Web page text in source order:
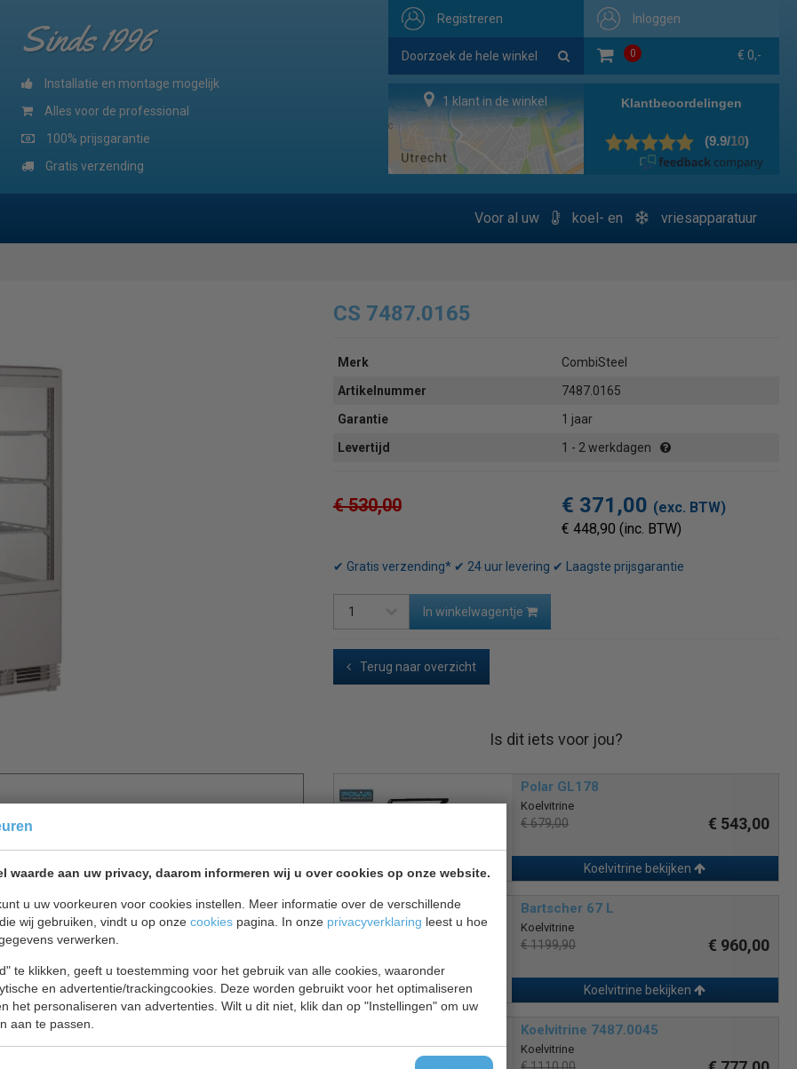
waarde aan uw privacy, daarom informeren wij u over cookies op onze website.
u uw voorkeuren voor cookies instellen. Meer informatie over de verschillende
wij gebruiken, vindt u op onze cookies pagina. In onze privacyverklaring leest u hoe
verwerken.
te klikken, geeft u toestemming voor het gebruik van alle cookies, waaronder
en advertentie/trackingcookies. Deze worden gebruikt voor het optimaliseren
het personaliseren van advertenties. Wilt u dit niet, klik dan op "Instellingen" om uw
aan te passen.
Inloggen
0 € 0,-
Registreren
Sinds 1996
Installatie en montage mogelijk
Alles voor de professional
100% prijsgarantie
Gratis verzending
1 klant in de winkel
Voor al uw koel- en vriesapparatuur
CS 7487.0165
Merk
CombiSteel
Artikelnummer
7487.0165
Garantie
1 jaar
Levertijd
1 - 2 werkdagen
€ 530,00 € 371,00 (exc. BTW)
€ 448,90 (inc. BTW)
✔ Gratis verzending* ✔ 24 uur levering ✔ Laagste prijsgarantie
In winkelwagentje
Terug naar overzicht
moeten worden teneinde hun versheid
en andere horeca gelegenheden.
Is dit iets voor jou?
Polar GL178
Koelvitrine
€ 679,00 € 543,00
Koelvitrine bekijken
Bartscher 67 L
Koelvitrine
€ 1199,90 € 960,00
Koelvitrine bekijken
Koelvitrine 7487.0045
Koelvitrine
€ 1110,00